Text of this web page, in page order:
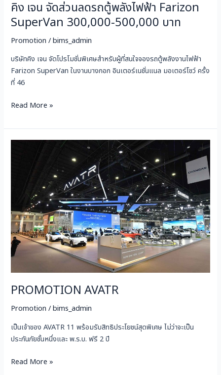
คิง เจน จัดส่วนลดรถตู้พลังไฟฟ้า Farizon
SuperVan 300,000-500,000 บาท
Promotion /bims_admin
บริษัทคิง เจน จัดโปรโมชั่นพิเศษสำหรับผู้ที่สนใจจองรถตู้พลังงานไฟฟ้า
Farizon SuperVan ในงานบางกอก อินเตอร์เนชั่นแนล มอเตอร์โชว์ ครั้ง
ที่ 46
บาท
Read More »
PROMOTION AVATR
Promotion /bims_admin
เป็นเจ้าของ AVATR 11 พร้อมรับสิทธิประโยชน์สุดพิเศษ ไม่ว่าจะเป็น
ประกันภัยชั้นหนึ่งและ พ.ร.บ. ฟรี 2 ปี
Read More »